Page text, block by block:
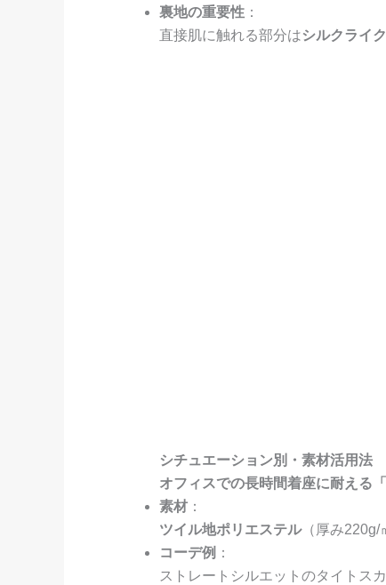
裏地の重要性：
直接肌に触れる部分はシルクライ
シチュエーション別・素材活用法
オフィスでの長時間着座に耐える「
素材：
ツイル地ポリエステル（厚み220g/
コーデ例 ：
ストレートシルエットのタイトス